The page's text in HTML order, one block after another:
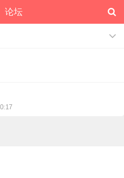
论坛